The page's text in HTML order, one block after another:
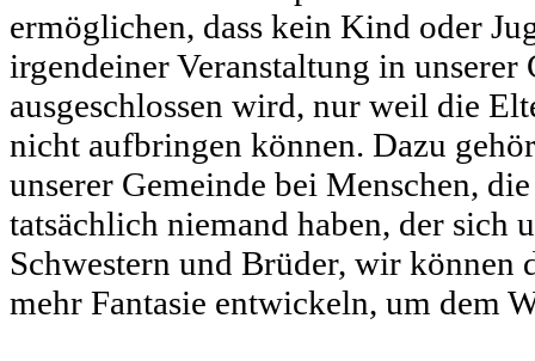
ermöglichen, dass kein Kind oder
irgendeiner Veranstaltung in unserer
ausgeschlossen wird, nur weil die
nicht aufbringen können. Dazu
unserer Gemeinde bei Menschen,
tatsächlich niemand haben, der sich
Schwestern und Brüder, wir können
mehr Fantasie entwickeln, um dem